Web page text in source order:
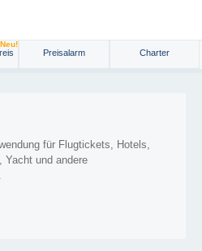
Neu!
Preisalarm Charter
für Flugtickets, Hotels,
Yacht und andere